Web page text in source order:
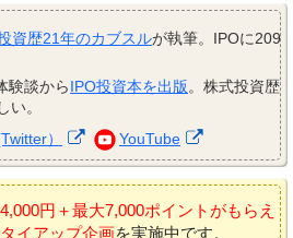
資歴21年のカブスルが執筆。IPOに209
験談からIPO投資本を出版。株式投資歴
い。
） YouTube
円＋最大7,000ポイントがもらえ
イアップ企画を実施中です。